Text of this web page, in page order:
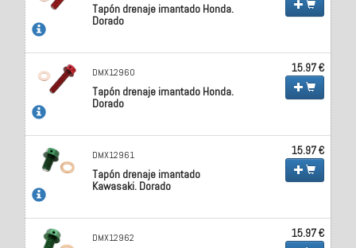
Tapón drenaje imantado Honda.
Dorado
DMX12960
Tapón drenaje imantado Honda.
Dorado
15.97 €
DMX12961
Tapón drenaje imantado
Kawasaki. Dorado
15.97 €
DMX12962 15.97 €